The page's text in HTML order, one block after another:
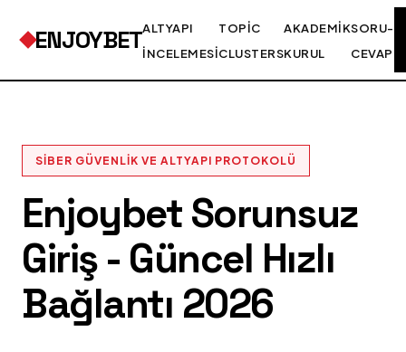
ENJOYBETALTYAPI
İNCELEMESI
TOPIC
CLUSTERS
AKADEMIK
KURUL
SORU-
CEVAP
SIBER GÜVENLIK VE ALTYAPI PROTOKOLÜ
Enjoybet Sorunsuz
Giriş - Güncel Hızlı
Bağlantı 2026